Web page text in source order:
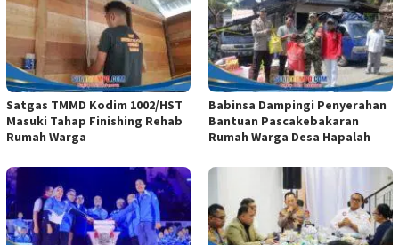
Satgas TMMD Kodim 1002/HST
Masuki Tahap Finishing Rehab
Rumah Warga
Babinsa Dampingi Penyerahan
Bantuan Pascakebakaran
Rumah Warga Desa Hapalah